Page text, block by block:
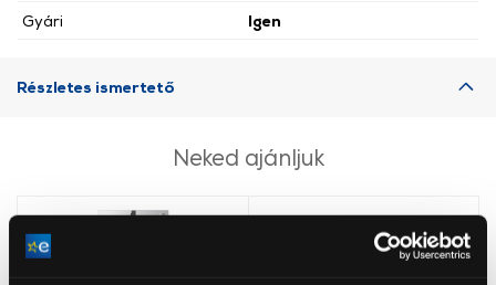
Gyári
Igen
Részletes ismertető
Neked ajánljuk